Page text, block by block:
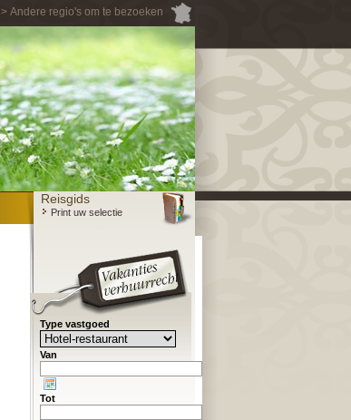
> Andere regio's om te bezoeken
Reisgids
Print uw selectie
Type vastgoed
Van
Tot